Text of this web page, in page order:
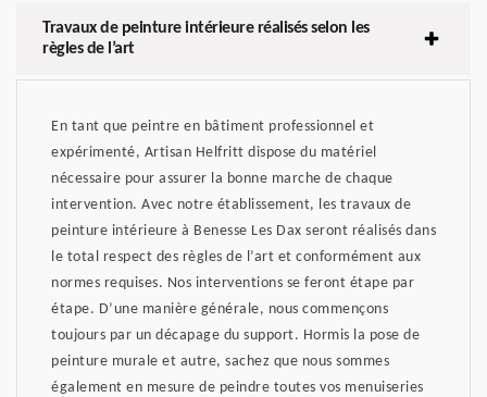
Travaux de peinture intérieure réalisés selon les
règles de l’art
En tant que peintre en bâtiment professionnel et
expérimenté, Artisan Helfritt dispose du matériel
nécessaire pour assurer la bonne marche de chaque
intervention. Avec notre établissement, les travaux de
peinture intérieure à Benesse Les Dax seront réalisés dans
le total respect des règles de l’art et conformément aux
normes requises. Nos interventions se feront étape par
étape. D’une manière générale, nous commençons
toujours par un décapage du support. Hormis la pose de
peinture murale et autre, sachez que nous sommes
également en mesure de peindre toutes vos menuiseries